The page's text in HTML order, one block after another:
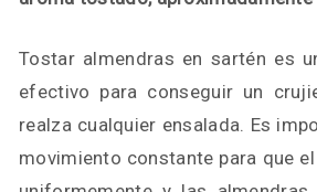
Tostar almendras en sartén es
efectivo para conseguir un
realza cualquier ensalada. Es
movimiento constante para que